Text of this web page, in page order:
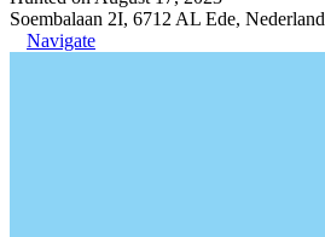
Soembalaan 2I, 6712 AL Ede, Nederland
Navigate